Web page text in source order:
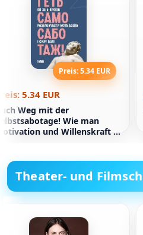
Preis: 5.34 EUR
5.34 EUR
Weg mit der
Wie man
und Willenskraft in
Theater- und